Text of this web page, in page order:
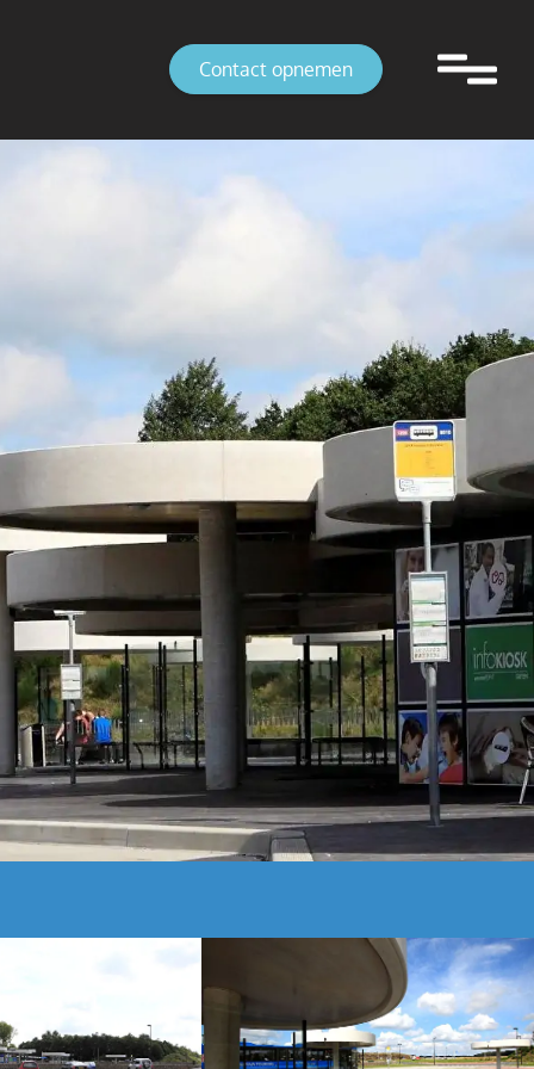
Contact opnemen